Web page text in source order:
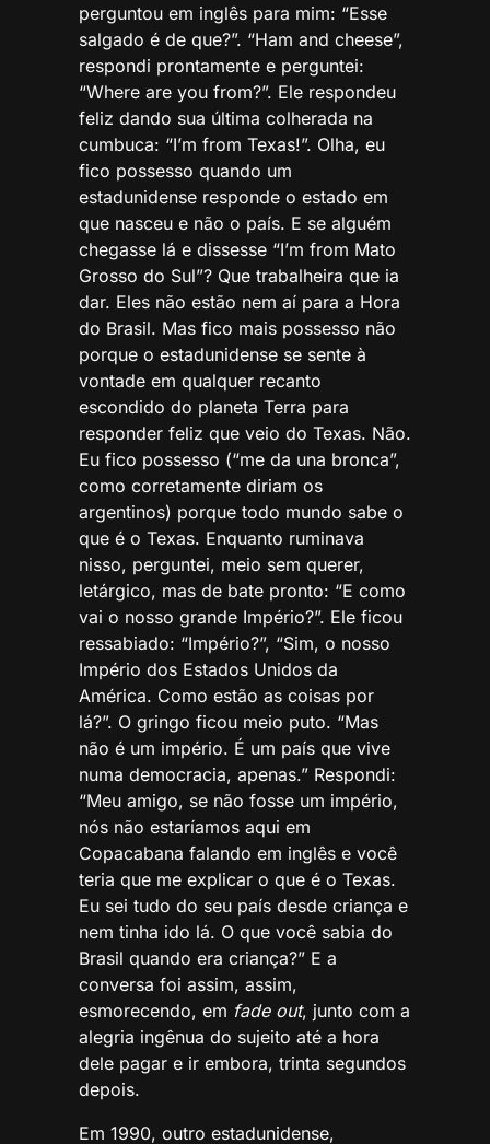
perguntou em inglês para mim: “Esse
salgado é de que?”. “Ham and cheese”,
respondi prontamente e perguntei:
“Where are you from?”. Ele respondeu
feliz dando sua última colherada na
cumbuca: “I’m from Texas!”. Olha, eu
fico possesso quando um
estadunidense responde o estado em
que nasceu e não o país. E se alguém
chegasse lá e dissesse “I’m from Mato
Grosso do Sul”? Que trabalheira que ia
dar. Eles não estão nem aí para a Hora
do Brasil. Mas fico mais possesso não
porque o estadunidense se sente à
vontade em qualquer recanto
escondido do planeta Terra para
responder feliz que veio do Texas. Não.
Eu fico possesso (“me da una bronca”,
como corretamente diriam os
argentinos) porque todo mundo sabe o
que é o Texas. Enquanto ruminava
nisso, perguntei, meio sem querer,
letárgico, mas de bate pronto: “E como
vai o nosso grande Império?”. Ele ficou
ressabiado: “Império?”, “Sim, o nosso
Império dos Estados Unidos da
América. Como estão as coisas por
lá?”. O gringo ficou meio puto. “Mas
não é um império. É um país que vive
numa democracia, apenas.” Respondi:
“Meu amigo, se não fosse um império,
nós não estaríamos aqui em
Copacabana falando em inglês e você
teria que me explicar o que é o Texas.
Eu sei tudo do seu país desde criança e
nem tinha ido lá. O que você sabia do
Brasil quando era criança?” E a
conversa foi assim, assim,
esmorecendo, em fade out, junto com a
alegria ingênua do sujeito até a hora
dele pagar e ir embora, trinta segundos
depois.
Em 1990, outro estadunidense,